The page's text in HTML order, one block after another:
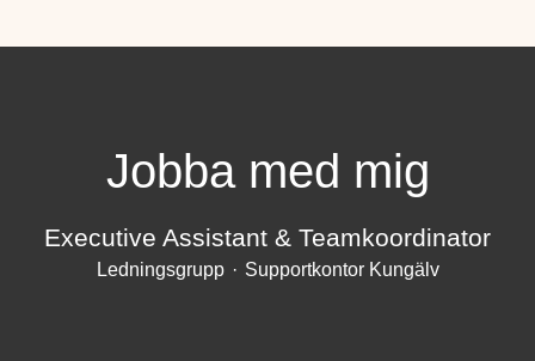
Jobba med mig
Executive Assistant & Teamkoordinator
Ledningsgrupp · Supportkontor Kungälv